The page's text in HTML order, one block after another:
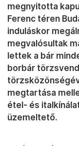
megnyitotta
Ferenc téren
induláskor
megvalósultak
lettek a bár
borbár
megtartása
étel- és
üzemeltető.